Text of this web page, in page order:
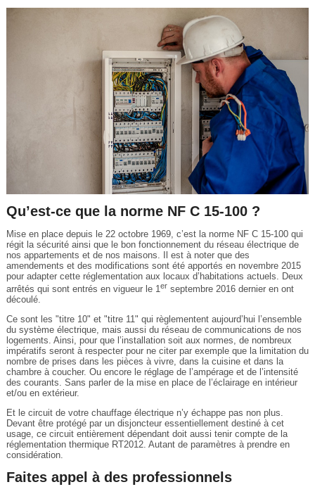
Qu’est-ce que la norme NF C 15-100 ?
Mise en place depuis le 22 octobre 1969, c’est la norme NF C 15-100 qui
régit la sécurité ainsi que le bon fonctionnement du réseau électrique de
nos appartements et de nos maisons. Il est à noter que des
amendements et des modifications sont été apportés en novembre 2015
pour adapter cette réglementation aux locaux d’habitations actuels. Deux
arrêtés qui sont entrés en vigueur le 1er septembre 2016 dernier en ont
découlé.
Ce sont les "titre 10" et "titre 11" qui règlementent aujourd’hui l’ensemble
du système électrique, mais aussi du réseau de communications de nos
logements. Ainsi, pour que l’installation soit aux normes, de nombreux
impératifs seront à respecter pour ne citer par exemple que la limitation du
nombre de prises dans les pièces à vivre, dans la cuisine et dans la
chambre à coucher. Ou encore le réglage de l’ampérage et de l’intensité
des courants. Sans parler de la mise en place de l’éclairage en intérieur
et/ou en extérieur.
Et le circuit de votre chauffage électrique n’y échappe pas non plus.
Devant être protégé par un disjoncteur essentiellement destiné à cet
usage, ce circuit entièrement dépendant doit aussi tenir compte de la
réglementation thermique RT2012. Autant de paramètres à prendre en
considération.
Faites appel à des professionnels